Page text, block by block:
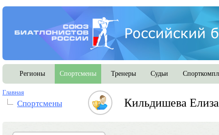
Регионы Спортсмены Тренеры Судьи
Главная
Спортсмены Кильдишева